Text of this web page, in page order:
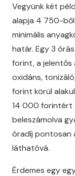
Vegyünk két
alapja 4 750-
minimális
határ. Egy 3
forint, a jelentős
oxidáns,
forint körül
14 000 forintért
beleszámolva
óradíj pontosan
láthatóvá.
Érdemes egy